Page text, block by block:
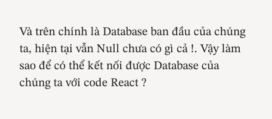
Và trên chính là Database ban đầu của chúng
ta, hiện tại vẫn Null chưa có gì cả !. Vậy làm
sao để có thể kết nối được Database của
chúng ta với code React ?